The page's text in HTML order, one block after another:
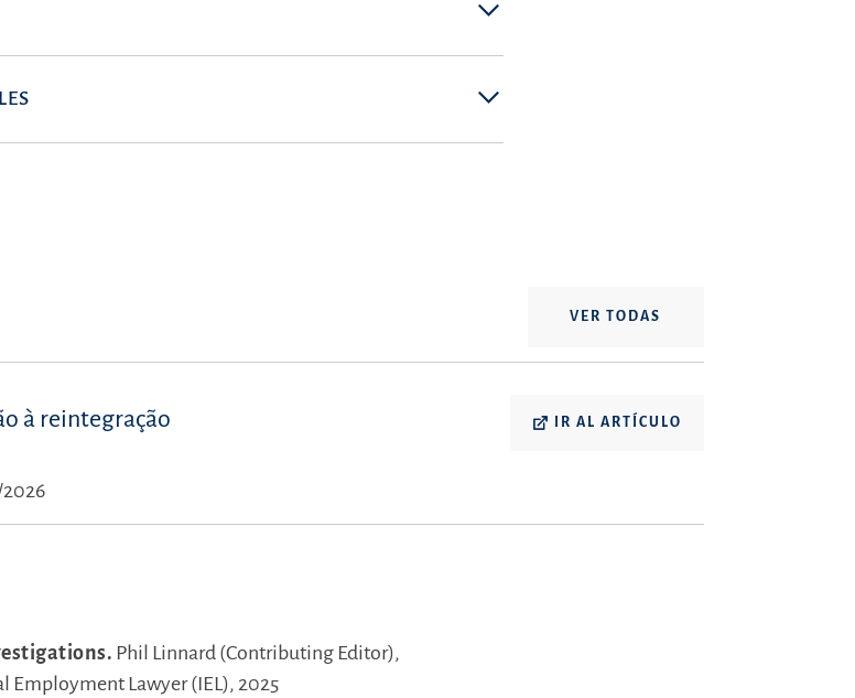
VER TODAS
à reintegração IR AL ARTÍCULO
2026
Phil Linnard (Contributing Editor),
Employment Lawyer (IEL), 2025